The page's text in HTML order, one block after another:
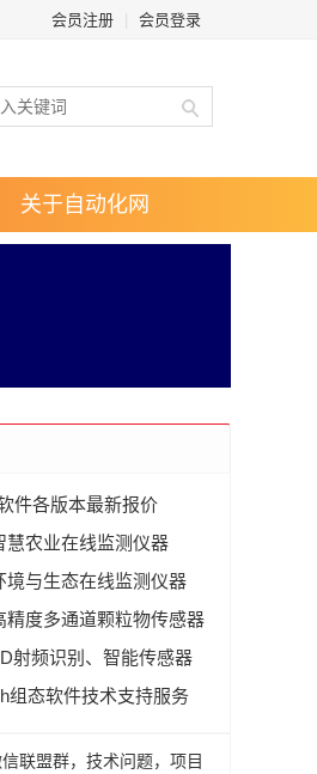
会员注册 会员登录
关于自动化网
件各版本最新报价
慧农业在线监测仪器
境与生态在线监测仪器
精度多通道颗粒物传感器
射频识别、智能传感器
组态软件技术支持服务
联盟群，技术问题，项目